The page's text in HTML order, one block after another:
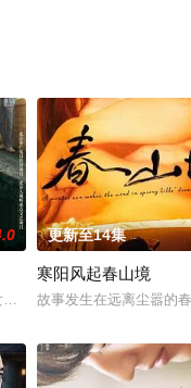
苏琳（黄杨钿甜 饰），虽
更新至14集
寒阳风起春山境
故事发生在远离尘嚣的